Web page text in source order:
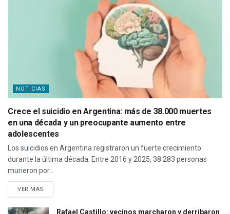
NOTICIAS
Crece el suicidio en Argentina: más de 38.000 muertes
en una década y un preocupante aumento entre
adolescentes
Los suicidios en Argentina registraron un fuerte crecimiento
durante la última década. Entre 2016 y 2025, 38.283 personas
murieron por...
VER MAS
Rafael Castillo: vecinos marcharon y derribaron